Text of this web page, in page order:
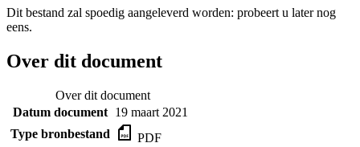
Dit bestand zal spoedig aangeleverd worden: probeert u later nog
eens.
Over dit document
Over dit document
Datum document 19 maart 2021
Type bronbestand
PDF